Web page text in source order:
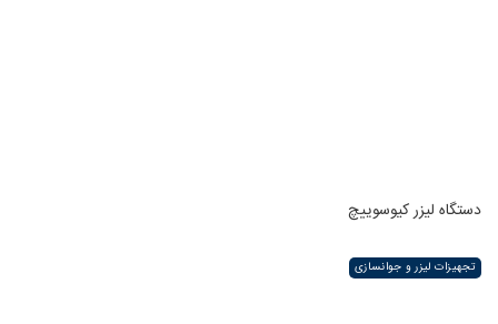
دستگاه لیزر کیوسوییچ
تجهیزات لیزر و جوانسازی